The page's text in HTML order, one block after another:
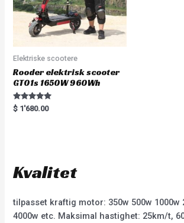
Elektriske scootere
Rooder elektrisk scooter
GT01s 1650W 960Wh
Rated
5.00
$ 1'680.00
Kvalitet
tilpasset kraftig motor: 350w 500w 1000w
4000w etc. Maksimal hastighet: 25km/t,